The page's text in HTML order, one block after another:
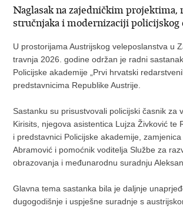
Naglasak na zajedničkim projektima,
stručnjaka i modernizaciji policijskog
U prostorijama Austrijskog veleposlanstva u
travnja 2026. godine održan je radni
Policijske akademije „Prvi hrvatski
predstavnicima Republike Austrije.
Sastanku su prisustvovali policijski časnik za
Kirisits, njegova asistentica Lujza Živković te
i predstavnici Policijske akademije,
Abramović i pomoćnik voditelja Službe za
obrazovanja i međunarodnu suradnju
Glavna tema sastanka bila je daljnje
dugogodišnje i uspješne suradnje s